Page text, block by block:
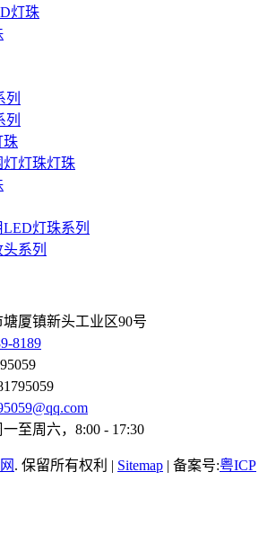
灯珠
列
列
珠
灯珠灯珠
灯珠系列
系列
厦镇新头工业区90号
8189
至周六，8:00 - 17:30
. 保留所有权利 | Sitemap | 备案号:粤ICP